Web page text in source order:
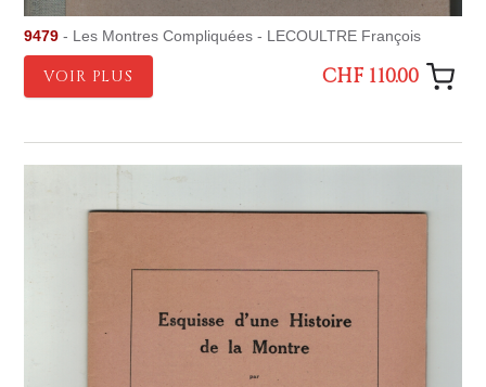
9479 - Les Montres Compliquées - LECOULTRE François
VOIR PLUS CHF 110.00